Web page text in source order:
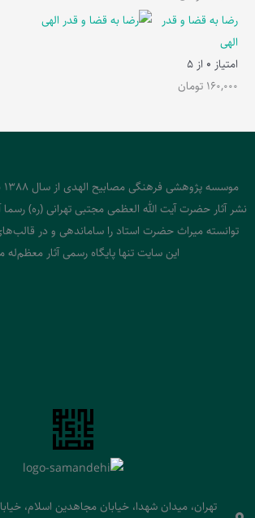
رضا به قضا و قدر
الهی
امتیاز 0 از 5
160,000 تومان
نشر آثار حضرت آیت الله العظمی مجتبی تهرانی (ره) رسما
توانسته میراث حضرت استاد را ساماندهی و در
این سایت تنها پایگاه رسمی آثار معظم‌له
تهران، میدان شهدا، خیابان مجاهدین اسلام،